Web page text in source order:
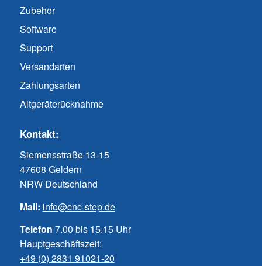
Zubehör
Software
Support
Versandarten
Zahlungsarten
Altgeräterücknahme
Kontakt:
Siemensstraße 13-15
47608 Geldern
NRW Deutschland
Mail: info@cnc-step.de
Telefon 7.00 bis 15.15 Uhr
Hauptgeschäftszeit:
+49 (0) 2831 91021-20